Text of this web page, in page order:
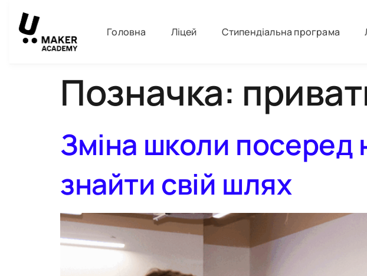
Головна Ліцей Стипендіальна програма
Позначка:
Зміна школи посеред
знайти свій шлях